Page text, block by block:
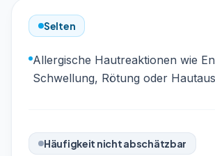
Selten
Allergische Hautreaktionen wie
Schwellung, Rötung oder
Häufigkeit nicht abschätzbar